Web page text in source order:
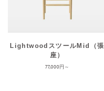
LightwoodスツールMid（張
座）
77,000